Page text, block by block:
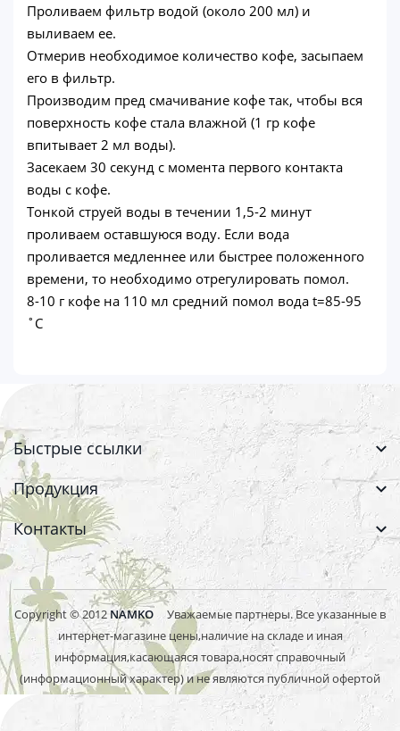
Проливаем фильтр водой (около 200 мл) и
выливаем ее.
Отмерив необходимое количество кофе, засыпаем
его в фильтр.
Производим пред смачивание кофе так, чтобы вся
поверхность кофе стала влажной (1 гр кофе
впитывает 2 мл воды).
Засекаем 30 секунд с момента первого контакта
воды с кофе.
Тонкой струей воды в течении 1,5-2 минут
проливаем оставшуюся воду. Если вода
проливается медленнее или быстрее положенного
времени, то необходимо отрегулировать помол.
8-10 г кофе на 110 мл средний помол вода t=85-95
˚C
Быстрые ссылки
Продукция
Контакты
Copyright © 2012 NAMKO Уважаемые партнеры. Все указанные в
интернет-магазине цены,наличие на складе и иная
информация,касающаяся товара,носят справочный
(информационный характер) и не являются публичной офертой